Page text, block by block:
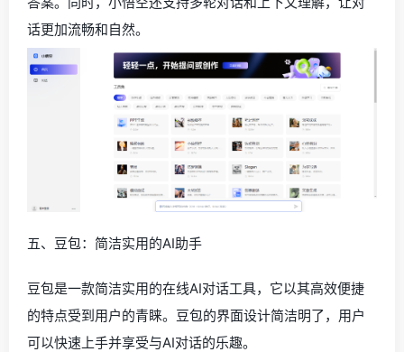
话更加流畅和自然。
五、豆包：简洁实用的AI助手
豆包是一款简洁实用的在线AI对话工具，它以其高效便捷
的特点受到用户的青睐。豆包的界面设计简洁明了，用户
可以快速上手并享受与AI对话的乐趣。